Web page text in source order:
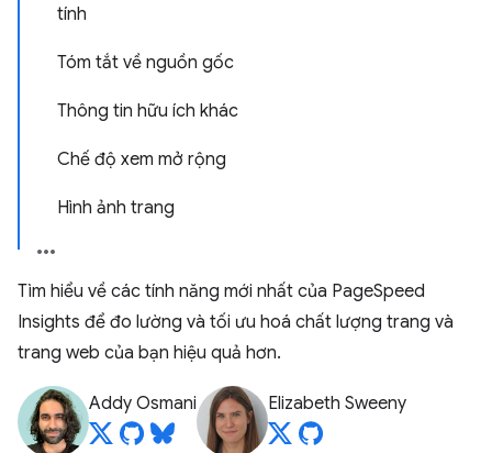
tính
Tóm tắt về nguồn gốc
Thông tin hữu ích khác
Chế độ xem mở rộng
Hình ảnh trang
Tìm hiểu về các tính năng mới nhất của PageSpeed
Insights để đo lường và tối ưu hoá chất lượng trang và
trang web của bạn hiệu quả hơn.
Addy Osmani Elizabeth Sweeny